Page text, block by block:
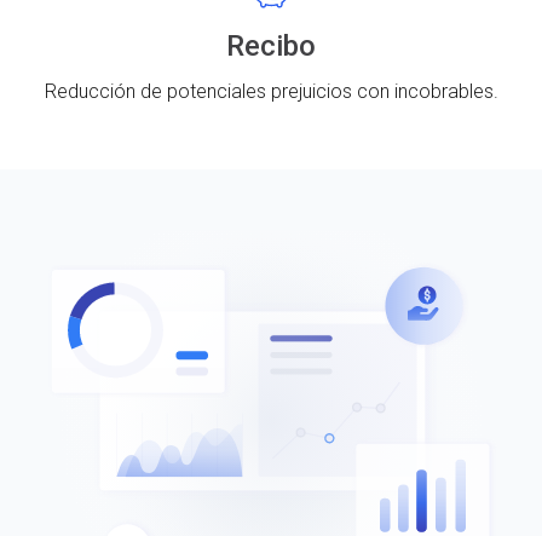
Recibo
Reducción de potenciales prejuicios con incobrables.